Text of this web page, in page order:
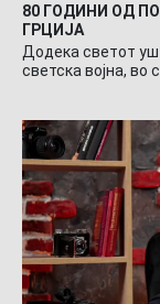
80 ГОДИНИ ОД
ГРЦИЈА
Додека светот
светска војна, во